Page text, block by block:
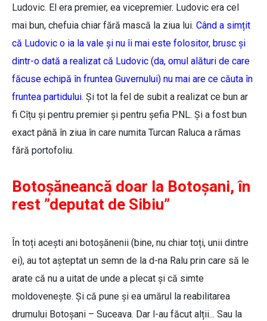
Ludovic. El era premier, ea vicepremier. Ludovic era cel
mai bun, chefuia chiar fără mască la ziua lui. Când a simțit
că Ludovic o ia la vale și nu îi mai este folositor, brusc și
dintr-o dată a realizat că Ludovic (da, omul alături de care
făcuse echipă în fruntea Guvernului) nu mai are ce căuta în
fruntea partidului. Și tot la fel de subit a realizat ce bun ar
fi Cîțu și pentru premier și pentru șefia PNL. Și a fost bun
exact până în ziua în care numita Turcan Raluca a rămas
fără portofoliu.
Botoșăneancă doar la Botoșani, în
rest ”deputat de Sibiu”
În toți acești ani botoșănenii (bine, nu chiar toți, unii dintre
ei), au tot așteptat un semn de la d-na Ralu prin care să le
arate că nu a uitat de unde a plecat și că simte
moldovenește. Și că pune și ea umărul la reabilitarea
drumului Botoșani – Suceava. Dar l-au făcut alții... Sau la